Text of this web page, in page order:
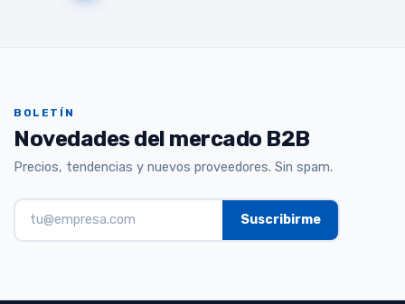
BOLETÍN
Novedades del mercado B2B
Precios, tendencias y nuevos proveedores. Sin spam.